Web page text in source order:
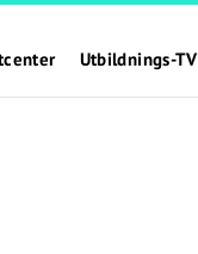
Utbildnings-TV